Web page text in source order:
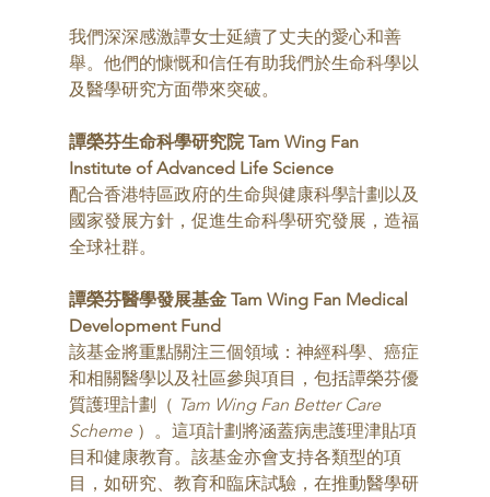
我們深深感激譚女士延續了丈夫的愛心和善
舉。他們的慷慨和信任有助我們於生命科學以
及醫學研究方面帶來突破。
譚榮芬生命科學研究院 Tam Wing Fan
Institute of Advanced Life Science
配合香港特區政府的生命與健康科學計劃以及
國家發展方針，促進生命科學研究發展，造福
全球社群。
譚榮芬醫學發展基金 Tam Wing Fan Medical
Development Fund
該基金將重點關注三個領域：神經科學、癌症
和相關醫學以及社區參與項目，包括譚榮芬優
質護理計劃（ Tam Wing Fan Better Care
Scheme ）。這項計劃將涵蓋病患護理津貼項
目和健康教育。該基金亦會支持各類型的項
目，如研究、教育和臨床試驗，在推動醫學研